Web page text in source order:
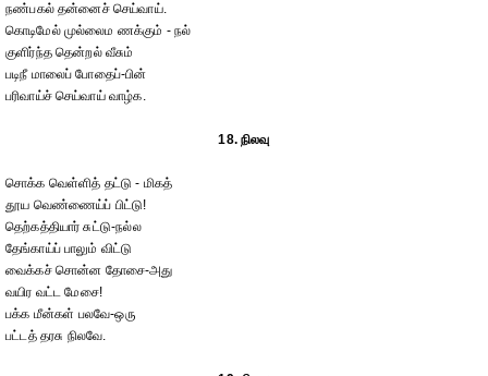
நண்பகல் தன்னைச் செய்வாய்.
கொடிமேல் முல்லைம ணக்கும் - நல்
குளிர்ந்த தென்றல் வீசும்
படிநீ மாலைப் போதைப்-பின்
பரிவாய்ச் செய்வாய் வாழ்க.
18. நிலவு
சொக்க வெள்ளித் தட்டு - மிகத்
தூய வெண்ணைய்ப் பிட்டு!
தெற்கத்தியார் சுட்டு-நல்ல
தேங்காய்ப் பாலும் விட்டு
வைக்கச் சொன்ன தோசை-அது
வயிர வட்ட மேசை!
பக்க மீன்கள் பலவே-ஒரு
பட்டத் தரசு நிலவே.